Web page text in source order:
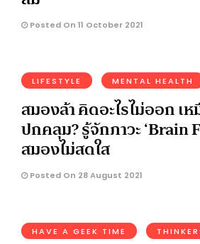
Posted On 11 October 2021
LIFESTYLE MENTAL HEALTH
สมองล้า คิดอะไรไม่ออก เ
ปกคลุม? รู้จักภาวะ ‘Brain
สมองไม่สดใส
Posted On 28 August 2021
HAVE A GEEK TIME